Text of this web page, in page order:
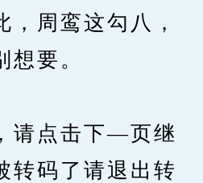
周鸾这勾八，
想要。
点击下—页继
转码了请退出转